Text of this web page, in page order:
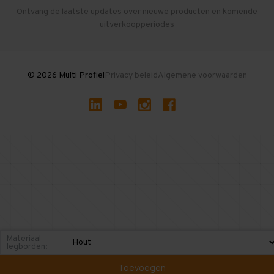
Gebruikte entresolvloeren
Ontvang de laatste updates over nieuwe producten en komende
uitverkoopperiodes
© 2026 Multi ProfielPrivacy beleidAlgemene voorwaarden
Materiaal
legborden:
Toevoegen